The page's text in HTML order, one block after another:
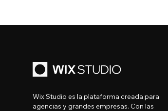
Wix Studio es la plataforma creada para
agencias y grandes empresas. Con las